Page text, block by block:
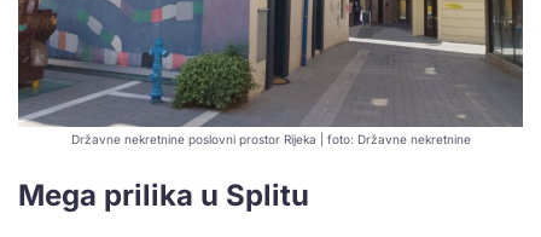
Državne nekretnine poslovni prostor Rijeka | foto: Državne nekretnine
Mega prilika u Splitu